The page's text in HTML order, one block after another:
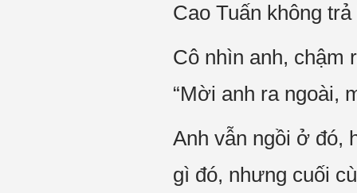
Cao Tuấn không
Cô nhìn anh, chậm
“Mời anh ra ngoài,
Anh vẫn ngồi ở đó,
gì đó, nhưng cuối